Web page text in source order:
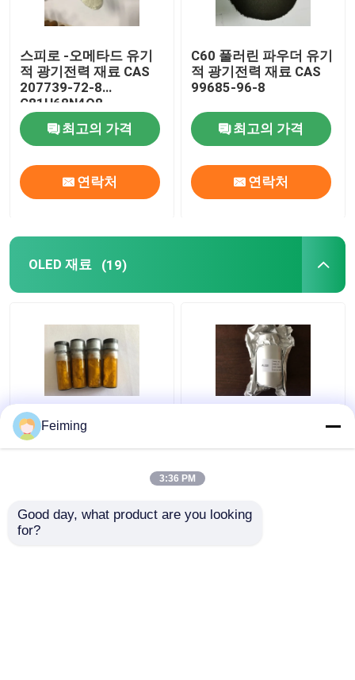
스피로 -오메타드 유기
적 광기전력 재료 CAS
207739-72-8
C81H68N4O8
최고의 가격
연락처
C60 풀러린 파우더 유기
적 광기전력 재료 CAS
99685-96-8
최고의 가격
연락처
OLED 재료 (19)
CAS 94928-86-6 OLED
재료 Ir(Ppy)3 Tris(2-
ALQ3 OLED 8-히드록시
Oled에 사용했습니다
Feiming
3:36 PM
Good day, what product are you looking
for?